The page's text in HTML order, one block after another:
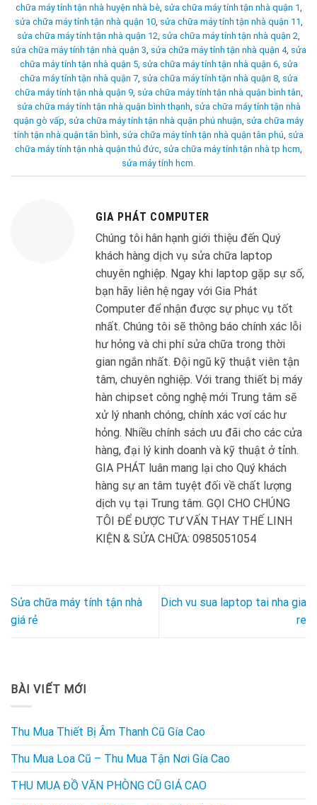
chữa máy tính tận nhà huyện nhà bè, sửa chữa máy tính tận nhà quận 1
sửa chữa máy tính tận nhà quận 10, sửa chữa máy tính tận nhà quận 11
sửa chữa máy tính tận nhà quận 12 sửa chữa máy tính tận nhà quận 2
sửa chữa máy tính tận nhà quận 3 sửa chữa máy tính tận nhà quận 4, sửa
chữa máy tính tận nhà quận 5, sửa chữa máy tính tận nhà quận 6, sửa
chữa máy tính tận nhà quận 7, sửa chữa máy tính tận nhà quận 8, sửa
chữa máy tính tận nhà quận 9, sửa chữa máy tính tận nhà quận bình tân
sửa chữa máy tính tận nhà quận bình thạnh sửa chữa máy tính tận nhà
quận gò vấp sửa chữa máy tính tận nhà quận phú nhuận sửa chữa máy
tính tận nhà quận tân bình sửa chữa máy tính tận nhà quận tân phú sửa
chữa máy tính tận nhà quận thủ đức sửa chữa máy tính tận nhà tp hcm
sửa máy tính hcm
GIA PHÁT COMPUTER
Chúng tôi hân hạnh giới thiệu đến Quý
khách hàng dịch vụ sửa chữa laptop
chuyên nghiệp. Ngay khi laptop gặp sự số,
bạn hãy liên hệ ngay với Gia Phát
Computer để nhận được sự phục vụ tốt
nhất. Chúng tôi sẽ thông báo chính xác lỗi
hư hỏng và chi phí sửa chữa trong thời
gian ngắn nhất. Đội ngũ kỹ thuật viên tận
tâm, chuyên nghiệp. Với trang thiết bị máy
hàn chipset công nghệ mới Trung tâm sẽ
xử lý nhanh chóng, chính xác vơí các hư
hỏng. Nhiều chính sách ưu đãi cho các cửa
hàng, đại lý kinh doanh và kỹ thuật ở tỉnh.
GIA PHÁT luân mang lại cho Quý khách
hàng sự an tâm tuyệt đối về chất lượng
dịch vụ tại Trung tâm. GỌI CHO CHÚNG
TÔI ĐỂ ĐƯỢC TƯ VẤN THAY THẾ LINH
KIỆN & SỬA CHỮA: 0985051054
Sửa chữa máy tính tận nhà
giá rẻ
Dich vu sua laptop tai nha gia
re
BÀI VIẾT MỚI
Thu Mua Thiết Bị Âm Thanh Cũ Gía Cao
Thu Mua Loa Cũ – Thu Mua Tận Nơi Gía Cao
THU MUA ĐỒ VĂN PHÒNG CŨ GIÁ CAO